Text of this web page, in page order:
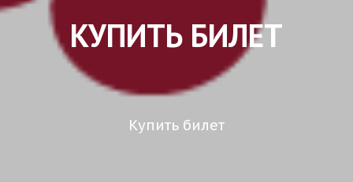
КУПИТЬ БИЛЕТ
Купить билет